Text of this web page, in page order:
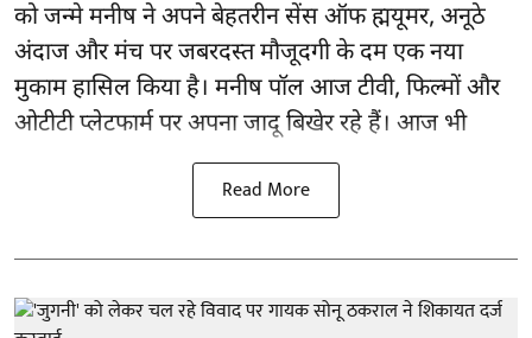
को जन्मे मनीष ने अपने बेहतरीन सेंस ऑफ ह्मयूमर, अनूठे
अंदाज और मंच पर जबरदस्त मौजूदगी के दम एक नया
मुकाम हासिल किया है। मनीष पॉल आज टीवी, फिल्मों और
ओटीटी प्लेटफार्म पर अपना जादू बिखेर रहे हैं। आज भी
Read More